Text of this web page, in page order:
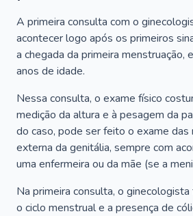
A primeira consulta com o
acontecer logo após os primeiros
a chegada da primeira menstruação,
anos de idade.
Nessa consulta, o exame físico
medição da altura e à pesagem da
do caso, pode ser feito o exame das
externa da genitália, sempre com
uma enfermeira ou da mãe (se a
Na primeira consulta, o
o ciclo menstrual e a presença de